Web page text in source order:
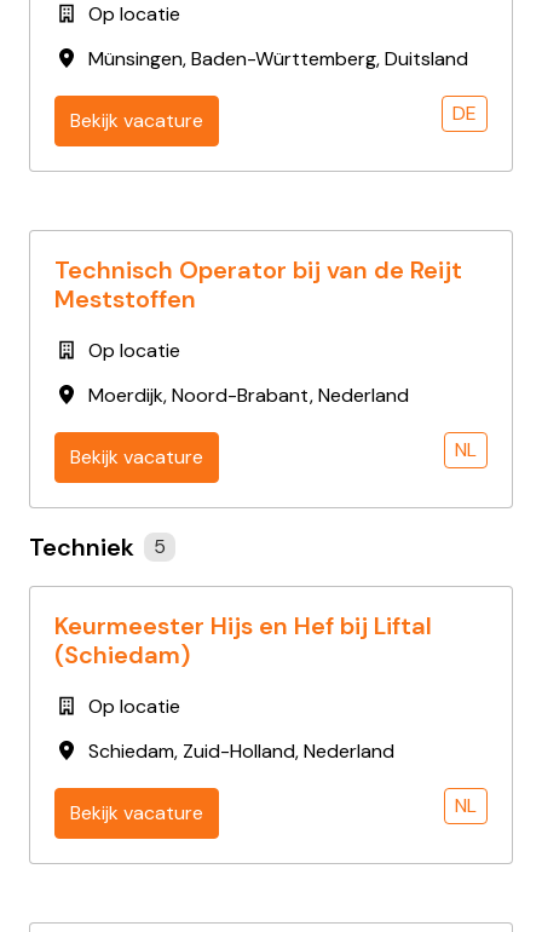
Op locatie
Münsingen,Baden-Württemberg,Duitsland
Bekijk vacature DE
Technisch Operator bij van de Reijt
Meststoffen
Op locatie
Moerdijk,Noord-Brabant,Nederland
Bekijk vacature NL
Techniek 5
Keurmeester Hijs en Hef bij Liftal
(Schiedam)
Op locatie
Schiedam, Zuid-Holland,Nederland
Bekijk vacature NL